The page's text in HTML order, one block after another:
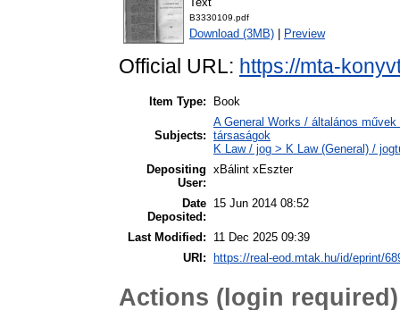
B3330109.pdf
Download (3MB) Preview
Official URL: https://mta-
Item Type: Book
Subjects:
A General Works / általános
társaságok
K Law / jog > K Law (General) /
Depositing
User:
xBálint xEszter
Date
Deposited:
15 Jun 2014 08:52
Last Modified:
11 Dec 2025 09:39
URI:
https://real-eod.mtak.hu/id/eprint/
Actions (login required)